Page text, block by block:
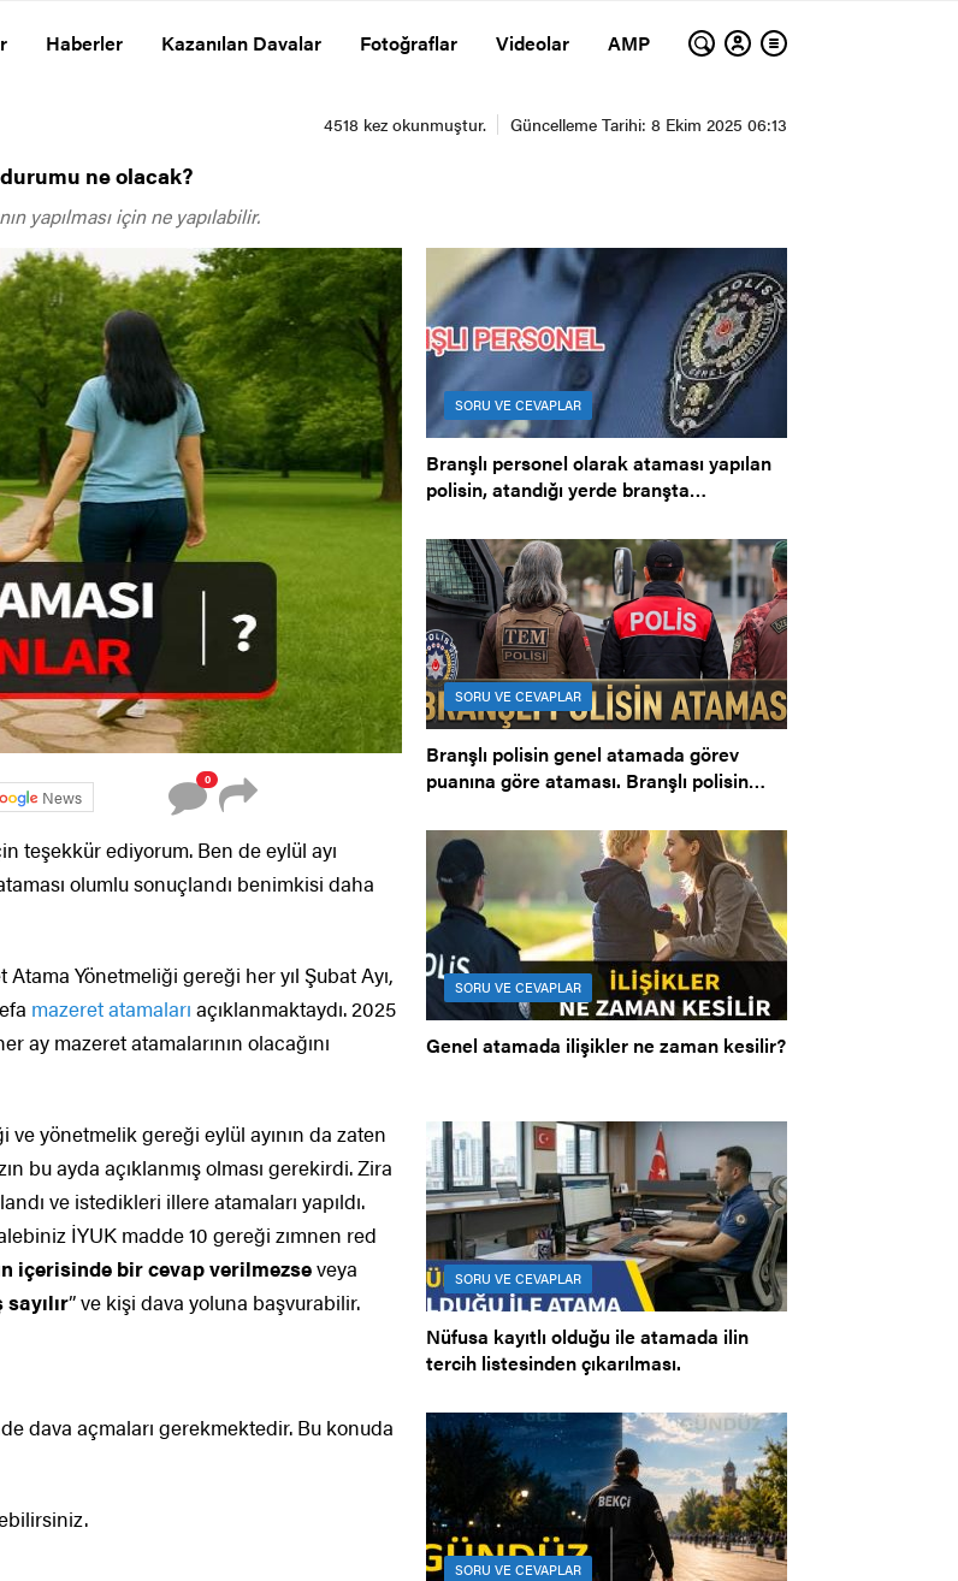
Haberler Kazanılan Davalar Fotoğraflar Videolar AMP
ne olacak?
yapılması için ne yapılabilir.
News
0
teşekkür ediyorum. Ben de eylül ayı
olumlu sonuçlandı benimkisi daha
Yönetmeliği gereği her yıl Şubat Ayı,
mazeret atamaları açıklanmaktaydı. 2025
ay mazeret atamalarının olacağını
ve yönetmelik gereği eylül ayının da zaten
bu ayda açıklanmış olması gerekirdi. Zira
ve istedikleri illere atamaları yapıldı.
İYUK madde 10 gereği zımnen red
içerisinde bir cevap verilmezseveya
” ve kişi dava yoluna başvurabilir.
dava açmaları gerekmektedir. Bu konuda
SORU VE CEVAPLAR
Branşlı personel olarak ataması yapılan
polisin, atandığı yerde branşta
SORU VE CEVAPLAR
Branşlı polisin genel atamada görev
puanına göre ataması. Branşlı polisin
SORU VE CEVAPLAR
Genel atamada ilişikler ne zaman kesilir?
SORU VE CEVAPLAR
Nüfusa kayıtlı olduğu ile atamada ilin
tercih listesinden çıkarılması.
SORU VE CEVAPLAR